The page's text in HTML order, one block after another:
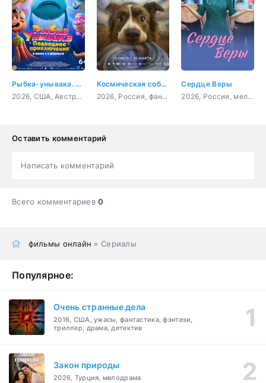
Рыбка-унывака. Подводное приключение
2026, США, Австралия, мультфильм, фэнтези, комедия, приключения, семейный
Космическая собака Лида
2026, Россия, фантастика
Сердце Веры
2026, Россия, мелодрама
Оставить комментарий
Написать комментарий
Всего комментариев0
фильмы онлайн » Сериалы
Популярное:
Очень странные дела
2016, США, ужасы, фантастика, фэнтези,
триллер, драма, детектив
Закон природы
2026, Турция, мелодрама